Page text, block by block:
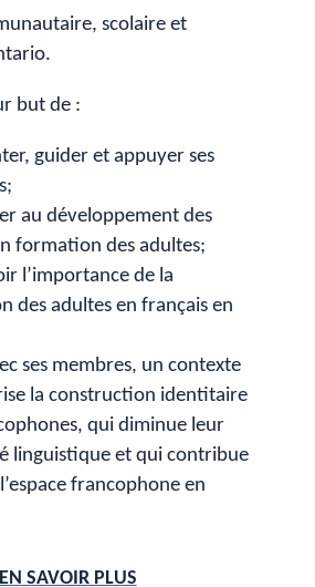
scolaire et
but de :
guider et appuyer ses
au développement des
formation des adultes;
l’importance de la
des adultes en français en
ses membres, un contexte
la construction identitaire
qui diminue leur
linguistique et qui contribue
francophone en
EN SAVOIR PLUS